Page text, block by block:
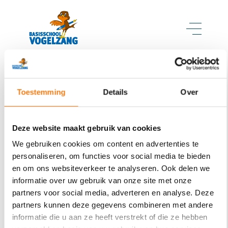
Toestemming Details Over
Deze website maakt gebruik van cookies
We gebruiken cookies om content en advertenties te
personaliseren, om functies voor social media te bieden
en om ons websiteverkeer te analyseren. Ook delen we
informatie over uw gebruik van onze site met onze
partners voor social media, adverteren en analyse. Deze
partners kunnen deze gegevens combineren met andere
informatie die u aan ze heeft verstrekt of die ze hebben
Privacy policy
Privacyverklaring